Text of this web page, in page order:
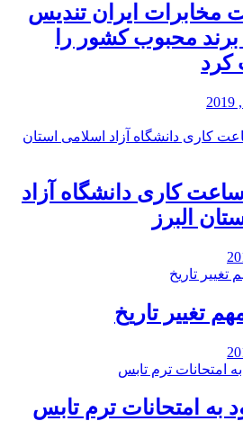
مخابرات ایران تندیس
محبوب کشور را
کاری دانشگاه آزاد
البرز
تغییر تاریخ
به امتحانات ترم تابس